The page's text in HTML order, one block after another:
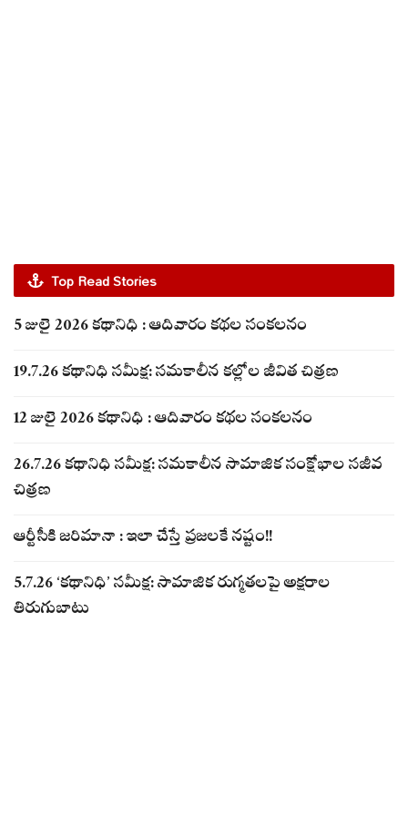
Top Read Stories
5 జులై 2026 కథానిధి : ఆదివారం కథల సంకలనం
19.7.26 కథానిధి సమీక్ష: సమకాలీన కల్లోల జీవిత చిత్రణ
12 జులై 2026 కథానిధి : ఆదివారం కథల సంకలనం
26.7.26 కథానిధి సమీక్ష: సమకాలీన సామాజిక సంక్షోభాల సజీవ
చిత్రణ
ఆర్టీసీకి జరిమానా : ఇలా చేస్తే ప్రజలకే నష్టం!!
5.7.26 ‘కథానిధి’ సమీక్ష: సామాజిక రుగ్మతలపై అక్షరాల
తిరుగుబాటు